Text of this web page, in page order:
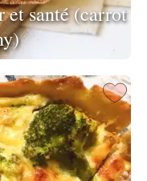
et santé (carrot